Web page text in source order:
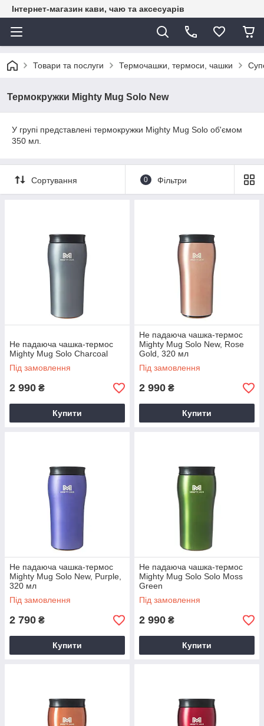
Інтернет-магазин кави, чаю та аксесуарів
Товари та послуги Термочашки, термоси, чашки
Термокружки Mighty Mug Solo New
У групі представлені термокружки Mighty Mug Solo об'ємом
350 мл.
Сортування 0 Фільтри
Не падаюча чашка-термос
Mighty Mug Solo Charcoal
Під замовлення
2 990 ₴
Купити
Не падаюча чашка-термос
Mighty Mug Solo New, Rose
Gold, 320 мл
Під замовлення
2 990 ₴
Купити
Не падаюча чашка-термос
Mighty Mug Solo New, Purple,
320 мл
Під замовлення
2 790 ₴
Купити
Не падаюча чашка-термос
Mighty Mug Solo Solo Moss
Green
Під замовлення
2 990 ₴
Купити